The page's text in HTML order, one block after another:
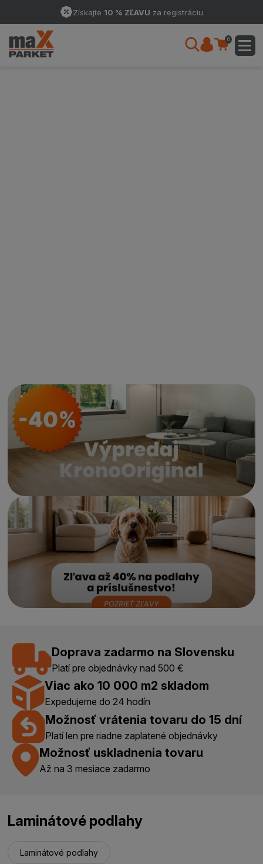
Získajte 10 % ZĽAVU za registráciu
0
Doprava zadarmo na Slovensku
Platí pre objednávky nad 500 €
Viac ako 10 000 m2 skladom
Expedujeme do 24 hodín
Možnosť vrátenia tovaru do 15 dní
Platí len pre riadne zaplatené objednávky
Možnosť uskladnenia tovaru
Až na 3 mesiace zadarmo
Laminátové podlahy
Laminátové podlahy